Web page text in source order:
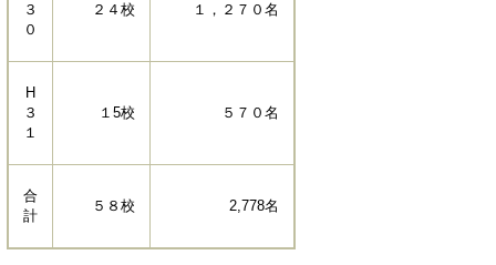
３
０
２４校 １，２７０名
H
３
１
１5校 ５７０名
合
計
５８校 2,778名